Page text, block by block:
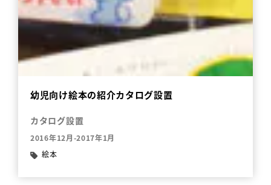
幼児向け絵本の紹介カタログ設置
カタログ設置
2016年12月-2017年1月
絵本